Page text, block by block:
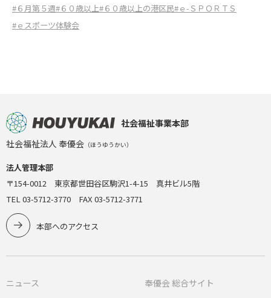
#６月第５週#６０歳以上#６０歳以上の港区民#ｅ-ＳＰＯＲＴＳ
#ｅスポーツ体験会
社会福祉事業本部
社会福祉法人 奉優会 （ほうゆうかい）
法人管理本部
〒154-0012 東京都世田谷区駒沢1-4-15 真井ビル5階
TEL 03-5712-3770 FAX 03-5712-3771
本部へのアクセス
ニュース
奉優会 総合サイト